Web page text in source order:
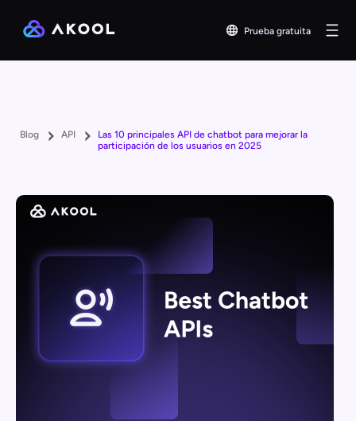
Prueba gratuita
Blog API
Las 10 principales API de chatbot para mejorar la
participación de los usuarios en 2025